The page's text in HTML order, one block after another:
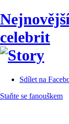
celebrit
Sdílet na
Staňte se fanouškem